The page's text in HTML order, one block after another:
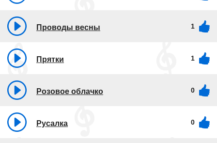
Проводы весны 1
Прятки 1
Розовое облачко 0
Русалка 0